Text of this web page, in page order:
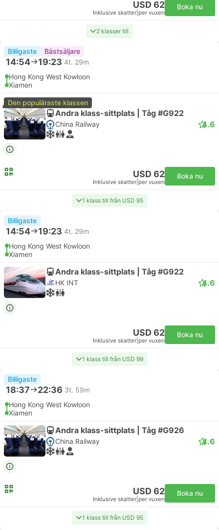
USD 62
Inklusive skatter per vuxen
Boka nu
2 klasser till
Billigaste Bästsäljare
14:54 19:23 4t. 29m
Hong Kong West Kowloon
Xiamen
Den populäraste klassen
Andra klass-sittplats | Tåg #G922
China Railway 4.6
USD 62
Inklusive skatter per vuxen
Boka nu
1 klass till från USD 95
Billigaste
14:54 19:23 4t. 29m
Hong Kong West Kowloon
Xiamen
Andra klass-sittplats | Tåg #G922
HK INT 4.6
USD 62
Inklusive skatter per vuxen
Boka nu
1 klass till från USD 99
Billigaste
18:37 22:36 3t. 59m
Hong Kong West Kowloon
Xiamen
Andra klass-sittplats | Tåg #G926
China Railway 4.6
USD 62
Inklusive skatter per vuxen
Boka nu
1 klass till från USD 95